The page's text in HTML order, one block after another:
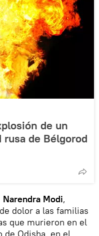
de un
de Bélgorod
Narendra Modi,
dolor a las familias
que murieron en el
de Odisha, en el